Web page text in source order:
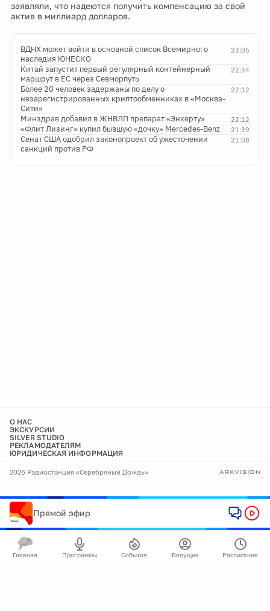
заявляли, что надеются получить компенсацию за свой
актив в миллиард долларов.
23:05
ВДНХ может войти в основной список Всемирного
наследия ЮНЕСКО
22:34
Китай запустит первый регулярный контейнерный
маршрут в ЕС через Севморпуть
22:12
Более 20 человек задержаны по делу о
незарегистрированных криптообменниках в «Москва-
Сити»
22:12
Минздрав добавил в ЖНВЛП препарат «Энхерту»
21:39
«Флит Лизинг» купил бывшую «дочку» Mercedes-Benz
21:08
Сенат США одобрил законопроект об ужесточении
санкций против РФ
О НАС
ЭКСКУРСИИ
SILVER STUDIO
РЕКЛАМОДАТЕЛЯМ
ЮРИДИЧЕСКАЯ ИНФОРМАЦИЯ
2026 Радиостанция «Серебряный Дождь»
Прямой эфир
Главная Программы События Ведущие Расписание